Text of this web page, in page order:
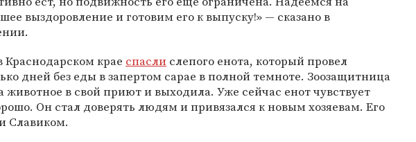
выздоровление и готовим его к выпуску!» — сказано в
Краснодарском крае спасли слепого енота, который провел
дней без еды в запертом сарае в полной темноте. Зоозащитница
животное в свой приют и выходила. Уже сейчас енот чувствует
Он стал доверять людям и привязался к новым хозяевам. Его
Славиком.